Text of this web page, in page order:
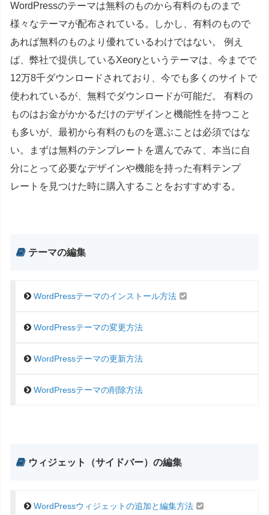
WordPressのテーマは無料のものから有料のものまで
様々なテーマが配布されている。しかし、有料のもので
あれば無料のものより優れているわけではない。 例え
ば、弊社で提供しているXeoryというテーマは、今までで
12万8千ダウンロードされており、今でも多くのサイトで
使われているが、無料でダウンロードが可能だ。 有料の
ものはお金がかかるだけのデザインと機能性を持つこと
も多いが、最初から有料のものを選ぶことは必須ではな
い。まずは無料のテンプレートを選んでみて、本当に自
分にとって必要なデザインや機能を持った有料テンプ
レートを見つけた時に購入することをおすすめする。
テーマの編集
WordPressテーマのインストール方法
WordPressテーマの変更方法
WordPressテーマの更新方法
WordPressテーマの削除方法
ウィジェット（サイドバー）の編集
WordPressウィジェットの追加と編集方法